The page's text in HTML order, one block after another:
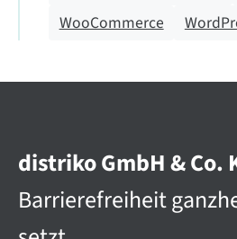
WooCommerce
distriko GmbH & Co.
Barriere­­frei­heit